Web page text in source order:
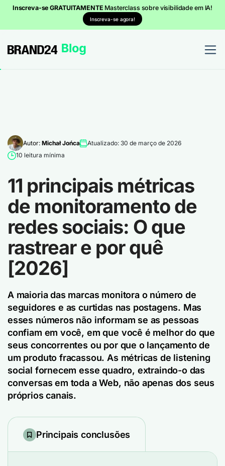
Inscreva-se GRATUITAMENTE Masterclass sobre visibilidade em IA!
Inscreva-se agora!
Autor: Michał Jońca
Atualizado: 30 de março de 2026
10 leitura mínima
11 principais métricas
de monitoramento de
redes sociais: O que
rastrear e por quê
[2026]
A maioria das marcas monitora o número de
seguidores e as curtidas nas postagens. Mas
esses números não informam se as pessoas
confiam em você, em que você é melhor do que
seus concorrentes ou por que o lançamento de
um produto fracassou. As métricas de listening
social fornecem esse quadro, extraindo-o das
conversas em toda a Web, não apenas dos seus
próprios canais.
Principais conclusões